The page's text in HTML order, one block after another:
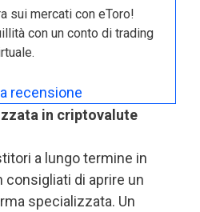
sui mercati con eToro!
con un conto di trading
recensione
in criptovalute
a lungo termine in
di aprire un
specializzata. Un